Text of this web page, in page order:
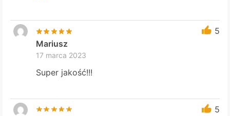
5
Mariusz
17 marca 2023
Super jakość!!!
5